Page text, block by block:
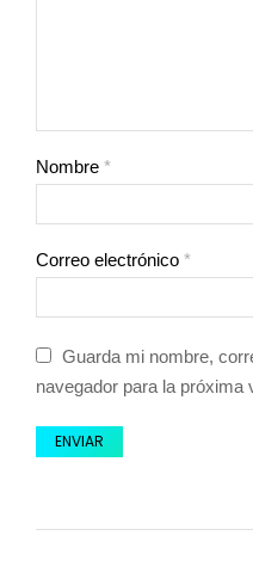
Nombre *
Correo electrónico *
Guarda mi nombre,
navegador para la próxima